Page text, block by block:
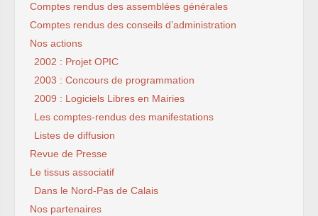
Comptes rendus des assemblées générales
Comptes rendus des conseils d’administration
Nos actions
2002 : Projet OPIC
2003 : Concours de programmation
2009 : Logiciels Libres en Mairies
Les comptes-rendus des manifestations
Listes de diffusion
Revue de Presse
Le tissus associatif
Dans le Nord-Pas de Calais
Nos partenaires